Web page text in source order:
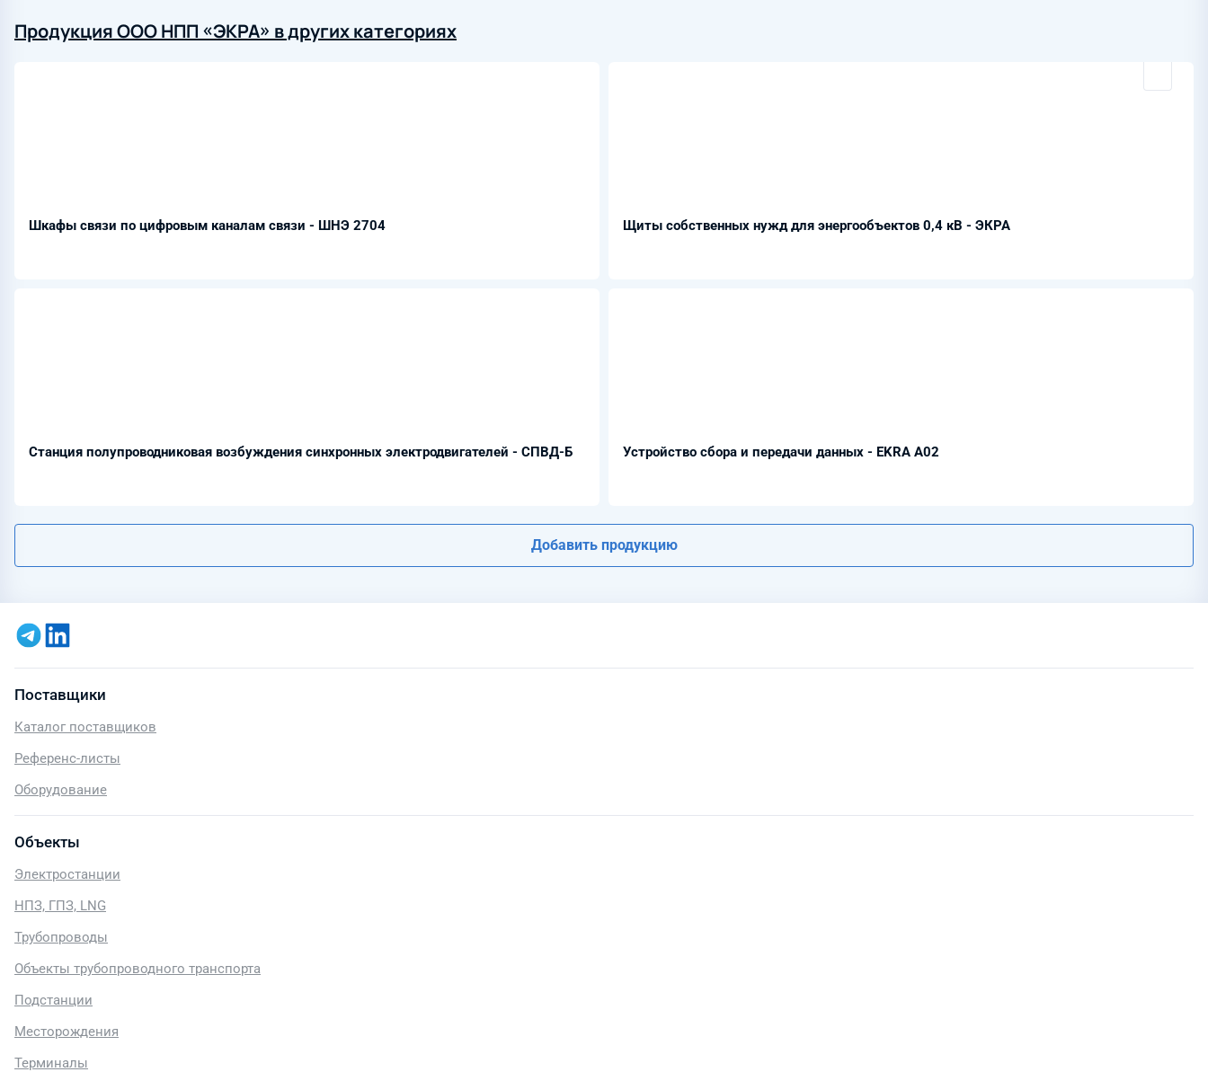
Продукция ООО НПП «ЭКРА» в других категориях
Шкафы связи по цифровым каналам связи - ШНЭ 2704 Щиты собственных нужд для энергообъектов 0,4 кВ - ЭКРА
Станция полупроводниковая возбуждения синхронных электродвигателей - СПВД-Б Устройство сбора и передачи данных - EKRA A02
Добавить продукцию
Поставщики
Каталог поставщиков
Референс-листы
Оборудование
Объекты
Электростанции
НПЗ, ГПЗ, LNG
Трубопроводы
Объекты трубопроводного транспорта
Подстанции
Месторождения
Терминалы